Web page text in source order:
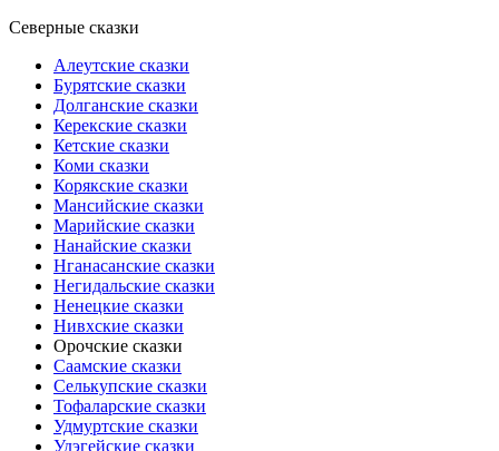
Северные сказки
Алеутские сказки
Бурятские сказки
Долганские сказки
Керекские сказки
Кетские сказки
Коми сказки
Корякские сказки
Мансийские сказки
Марийские сказки
Нанайские сказки
Нганасанские сказки
Негидальские сказки
Ненецкие сказки
Нивхские сказки
Орочские сказки
Саамские сказки
Селькупские сказки
Тофаларские сказки
Удмуртские сказки
Удэгейские сказки